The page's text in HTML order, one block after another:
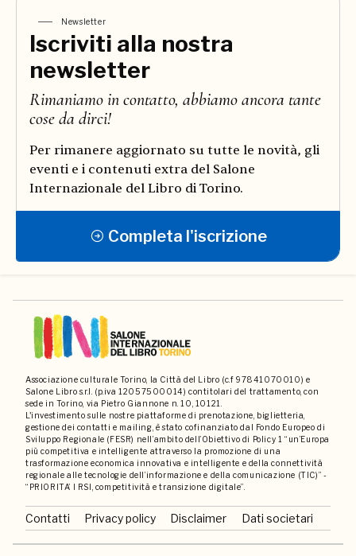
Newsletter
Iscriviti alla nostra
newsletter
Rimaniamo in contatto, abbiamo ancora tante
cose da dirci!
Per rimanere aggiornato su tutte le novità, gli
eventi e i contenuti extra del Salone
Internazionale del Libro di Torino.
Completa l'iscrizione
Associazione culturale Torino, la Città del Libro (c.f 97841070010) e
Salone Libro s.r.l. (p.iva 12057500014) contitolari del trattamento, con
sede in Torino, via Pietro Giannone n. 10, 10121.
L'investimento sulle nostre piattaforme di prenotazione, biglietteria,
gestione dei contatti e mailing, è stato cofinanziato dal Fondo Europeo di
Sviluppo Regionale (FESR) nell’ambito dell’Obiettivo di Policy 1 “un’Europa
più competitiva e intelligente attraverso la promozione di una
trasformazione economica innovativa e intelligente e della connettività
regionale alle tecnologie dell’informazione e della comunicazione (TIC)” -
“PRIORITA’ I RSI, competitività e transizione digitale”.
Contatti Privacy policy Disclaimer Dati societari